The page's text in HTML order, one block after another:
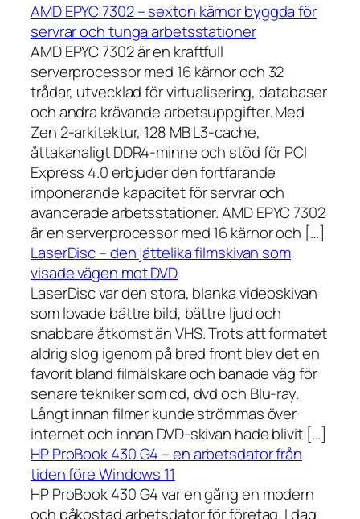
AMD EPYC 7302 – sexton kärnor byggda för
servrar och tunga arbetsstationer
AMD EPYC 7302 är en kraftfull
serverprocessor med 16 kärnor och 32
trådar, utvecklad för virtualisering, databaser
och andra krävande arbetsuppgifter. Med
Zen 2-arkitektur, 128 MB L3-cache,
åttakanaligt DDR4-minne och stöd för PCI
Express 4.0 erbjuder den fortfarande
imponerande kapacitet för servrar och
avancerade arbetsstationer. AMD EPYC 7302
är en serverprocessor med 16 kärnor och […]
LaserDisc – den jättelika filmskivan som
visade vägen mot DVD
LaserDisc var den stora, blanka videoskivan
som lovade bättre bild, bättre ljud och
snabbare åtkomst än VHS. Trots att formatet
aldrig slog igenom på bred front blev det en
favorit bland filmälskare och banade väg för
senare tekniker som cd, dvd och Blu-ray.
Långt innan filmer kunde strömmas över
internet och innan DVD-skivan hade blivit […]
HP ProBook 430 G4 – en arbetsdator från
tiden före Windows 11
HP ProBook 430 G4 var en gång en modern
och påkostad arbetsdator för företag. I dag